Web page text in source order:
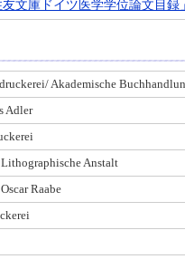
友文庫ドイツ医学学位論文目録
Akademische
Adler
Anstalt
Raabe